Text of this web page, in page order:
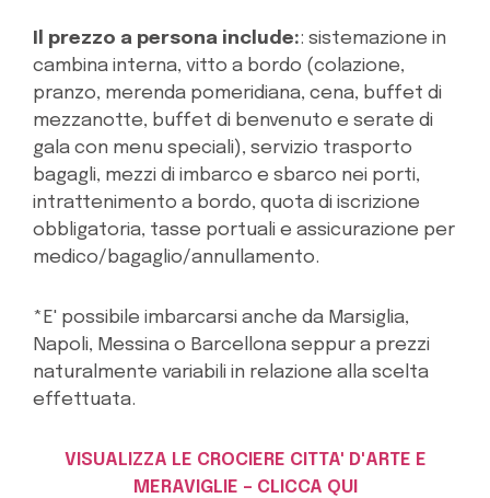
Il prezzo a persona include:: sistemazione in
cambina interna, vitto a bordo (colazione,
pranzo, merenda pomeridiana, cena, buffet di
mezzanotte, buffet di benvenuto e serate di
gala con menu speciali), servizio trasporto
bagagli, mezzi di imbarco e sbarco nei porti,
intrattenimento a bordo, quota di iscrizione
obbligatoria, tasse portuali e assicurazione per
medico/bagaglio/annullamento.
*E' possibile imbarcarsi anche da Marsiglia,
Napoli, Messina o Barcellona seppur a prezzi
naturalmente variabili in relazione alla scelta
effettuata.
VISUALIZZA LE CROCIERE CITTA' D'ARTE E
MERAVIGLIE – CLICCA QUI